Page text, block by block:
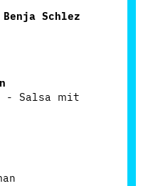
Schlez
- Salsa mit